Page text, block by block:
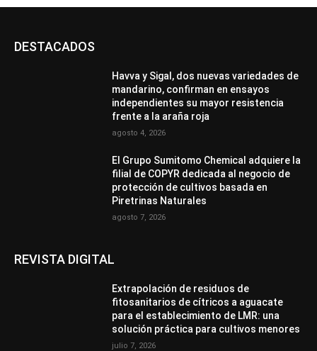
DESTACADOS
Havva y Sigal, dos nuevas variedades de
mandarino, confirman en ensayos
independientes su mayor resistencia
frente a la araña roja
agosto 4, 2026
El Grupo Sumitomo Chemical adquiere la
filial de COPYR dedicada al negocio de
protección de cultivos basada en
Piretrinas Naturales
agosto 7, 2026
REVISTA DIGITAL
Extrapolación de residuos de
fitosanitarios de cítricos a aguacate
para el establecimiento de LMR: una
solución práctica para cultivos menores
julio 7, 2026